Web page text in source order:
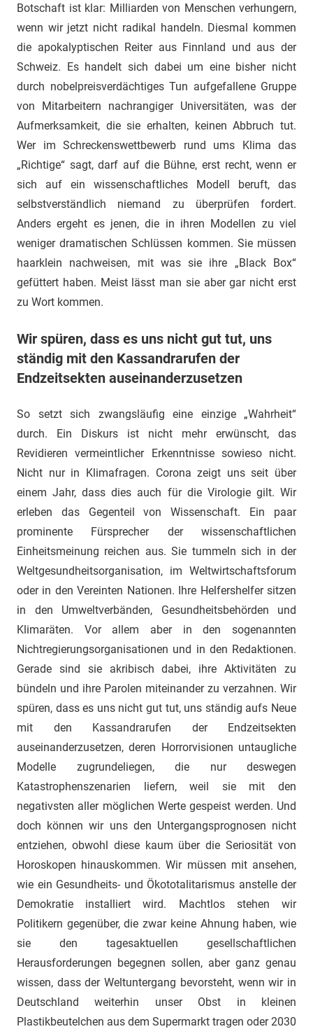
Botschaft ist klar: Milliarden von Menschen verhungern,
wenn wir jetzt nicht radikal handeln. Diesmal kommen
die apokalyptischen Reiter aus Finnland und aus der
Schweiz. Es handelt sich dabei um eine bisher nicht
durch nobelpreisverdächtiges Tun aufgefallene Gruppe
von Mitarbeitern nachrangiger Universitäten, was der
Aufmerksamkeit, die sie erhalten, keinen Abbruch tut.
Wer im Schreckenswettbewerb rund ums Klima das
„Richtige“ sagt, darf auf die Bühne, erst recht, wenn er
sich auf ein wissenschaftliches Modell beruft, das
selbstverständlich niemand zu überprüfen fordert.
Anders ergeht es jenen, die in ihren Modellen zu viel
weniger dramatischen Schlüssen kommen. Sie müssen
haarklein nachweisen, mit was sie ihre „Black Box“
gefüttert haben. Meist lässt man sie aber gar nicht erst
zu Wort kommen.
Wir spüren, dass es uns nicht gut tut, uns
ständig mit den Kassandrarufen der
Endzeitsekten auseinanderzusetzen
So setzt sich zwangsläufig eine einzige „Wahrheit“
durch. Ein Diskurs ist nicht mehr erwünscht, das
Revidieren vermeintlicher Erkenntnisse sowieso nicht.
Nicht nur in Klimafragen. Corona zeigt uns seit über
einem Jahr, dass dies auch für die Virologie gilt. Wir
erleben das Gegenteil von Wissenschaft. Ein paar
prominente Fürsprecher der wissenschaftlichen
Einheitsmeinung reichen aus. Sie tummeln sich in der
Weltgesundheitsorganisation, im Weltwirtschaftsforum
oder in den Vereinten Nationen. Ihre Helfershelfer sitzen
in den Umweltverbänden, Gesundheitsbehörden und
Klimaräten. Vor allem aber in den sogenannten
Nichtregierungsorganisationen und in den Redaktionen.
Gerade sind sie akribisch dabei, ihre Aktivitäten zu
bündeln und ihre Parolen miteinander zu verzahnen. Wir
spüren, dass es uns nicht gut tut, uns ständig aufs Neue
mit den Kassandrarufen der Endzeitsekten
auseinanderzusetzen, deren Horrorvisionen untaugliche
Modelle zugrundeliegen, die nur deswegen
Katastrophenszenarien liefern, weil sie mit den
negativsten aller möglichen Werte gespeist werden. Und
doch können wir uns den Untergangsprognosen nicht
entziehen, obwohl diese kaum über die Seriosität von
Horoskopen hinauskommen. Wir müssen mit ansehen,
wie ein Gesundheits- und Ökototalitarismus anstelle der
Demokratie installiert wird. Machtlos stehen wir
Politikern gegenüber, die zwar keine Ahnung haben, wie
sie den tagesaktuellen gesellschaftlichen
Herausforderungen begegnen sollen, aber ganz genau
wissen, dass der Weltuntergang bevorsteht, wenn wir in
Deutschland weiterhin unser Obst in kleinen
Plastikbeutelchen aus dem Supermarkt tragen oder 2030